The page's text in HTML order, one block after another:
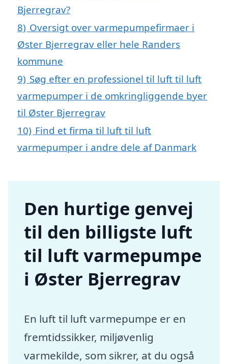
Bjerregrav?
8) Oversigt over varmepumpefirmaer i
Øster Bjerregrav eller hele Randers
kommune
9) Søg efter en professionel til luft til luft
varmepumper i de omkringliggende byer
til Øster Bjerregrav
10) Find et firma til luft til luft
varmepumper i andre dele af Danmark
Den hurtige genvej
til den billigste luft
til luft varmepumpe
i Øster Bjerregrav
En luft til luft varmepumpe er en
fremtidssikker, miljøvenlig
varmekilde, som sikrer, at du også